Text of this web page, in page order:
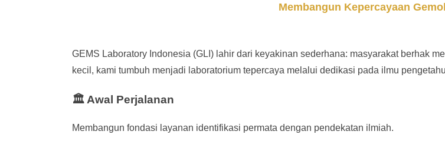
Membangun Kepercayaan
GEMS Laboratory Indonesia (GLI) lahir dari keyakinan sederhana: masyarakat berhak
kecil, kami tumbuh menjadi laboratorium tepercaya melalui dedikasi pada ilmu
🏛 Awal Perjalanan
Membangun fondasi layanan identifikasi permata dengan pendekatan ilmiah.